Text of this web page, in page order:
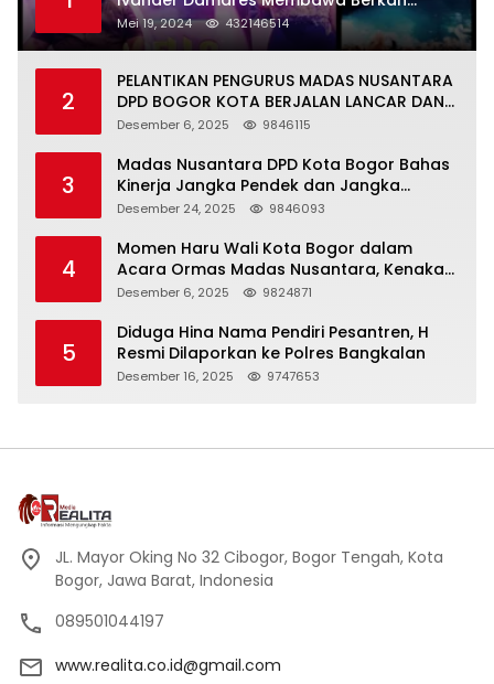
Warga Kejapanan
Mei 19, 2024 432146514
2
PELANTIKAN PENGURUS MADAS NUSANTARA
DPD BOGOR KOTA BERJALAN LANCAR DAN
KHIDMAT
Desember 6, 2025 9846115
3
Madas Nusantara DPD Kota Bogor Bahas
Kinerja Jangka Pendek dan Jangka
Panjang
Desember 24, 2025 9846093
4
Momen Haru Wali Kota Bogor dalam
Acara Ormas Madas Nusantara, Kenakan
Peci Hitam Tinggi sebagai Simbol
Desember 6, 2025 9824871
5
Diduga Hina Nama Pendiri Pesantren, H
Resmi Dilaporkan ke Polres Bangkalan
Desember 16, 2025 9747653
JL. Mayor Oking No 32 Cibogor, Bogor Tengah, Kota
Bogor, Jawa Barat, Indonesia
089501044197
www.realita.co.id@gmail.com